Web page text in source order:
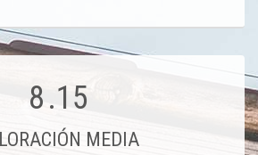
8.15
MEDIA